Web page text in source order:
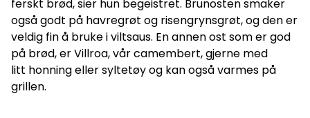
ferskt brød, sier hun begeistret. Brunosten smaker
også godt på havregrøt og risengrynsgrøt, og den er
veldig fin å bruke i viltsaus. En annen ost som er god
på brød, er Villroa, vår camembert, gjerne med
litt honning eller syltetøy og kan også varmes på
grillen.